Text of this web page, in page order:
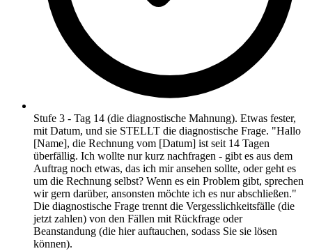
Stufe 3 - Tag 14 (die diagnostische Mahnung). Etwas fester,
mit Datum, und sie STELLT die diagnostische Frage. "Hallo
[Name], die Rechnung vom [Datum] ist seit 14 Tagen
überfällig. Ich wollte nur kurz nachfragen - gibt es aus dem
Auftrag noch etwas, das ich mir ansehen sollte, oder geht es
um die Rechnung selbst? Wenn es ein Problem gibt, sprechen
wir gern darüber, ansonsten möchte ich es nur abschließen."
Die diagnostische Frage trennt die Vergesslichkeitsfälle (die
jetzt zahlen) von den Fällen mit Rückfrage oder
Beanstandung (die hier auftauchen, sodass Sie sie lösen
können).